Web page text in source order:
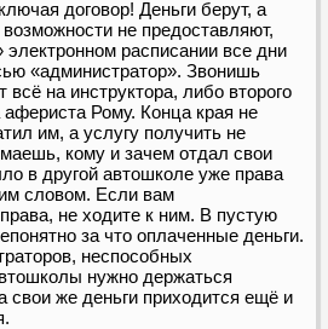
договор! Деньги берут, а
не предоставляют,
электронном расписании все дни
«администратор». Звонишь
всё на инструктора, либо второго
афериста Рому. Конца края не
им, а услугу получить не
кому и зачем отдал свои
в другой автошколе уже права
словом. Если вам
не ходите к ним. В пустую
за что оплаченные деньги.
неспособных
нужно держаться
же деньги приходится ещё и